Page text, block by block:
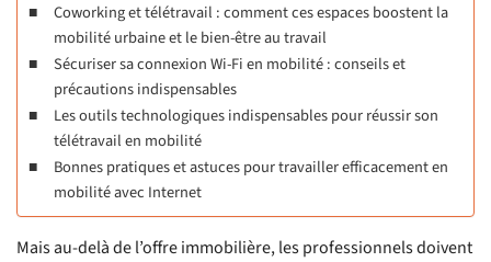
Coworking et télétravail : comment ces espaces boostent la
mobilité urbaine et le bien-être au travail
Sécuriser sa connexion Wi-Fi en mobilité : conseils et
précautions indispensables
Les outils technologiques indispensables pour réussir son
télétravail en mobilité
Bonnes pratiques et astuces pour travailler efficacement en
mobilité avec Internet
Mais au-delà de l’offre immobilière, les professionnels doivent